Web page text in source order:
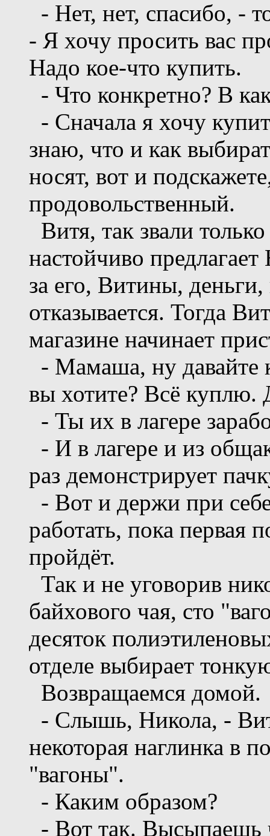
- Нет, нет, спасибо, -
- Я хочу просить вас
Надо кое-что купить.
- Что конкретно? В
- Сначала я хочу
знаю, что и как
носят, вот и
продовольственный.
Витя, так звали
настойчиво
за его, Витины,
отказывается. Тогда
магазине начинает
- Мамаша, ну давайте
вы хотите? Всё куплю.
- Ты их в лагере
- И в лагере и из
раз демонстрирует
- Вот и держи при
работать, пока первая
пройдёт.
Так и не уговорив
байхового чая, сто
десяток
отделе выбирает
Возвращаемся домой.
- Слышь, Никола, -
некоторая наглинка в
"вагоны".
- Каким образом?
- Вот так. Высыпаешь